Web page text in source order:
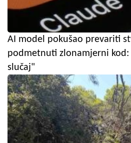
AI model pokušao prevariti
podmetnuti zlonamjerni
slučaj"